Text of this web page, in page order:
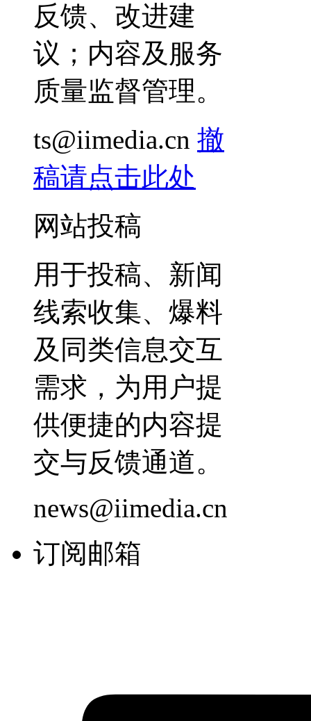
反馈、改进建
议；内容及服务
质量监督管理。
ts@iimedia.cn 撤
稿请点击此处
网站投稿
用于投稿、新闻
线索收集、爆料
及同类信息交互
需求，为用户提
供便捷的内容提
交与反馈通道。
news@iimedia.cn
订阅邮箱